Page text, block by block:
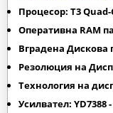
Процесор: T3 Quad-
Оперативна RAM
Вградена Дискова
Резолюция на
Технология на
Усилвател: YD7388